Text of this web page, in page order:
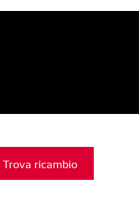
Trova ricambio